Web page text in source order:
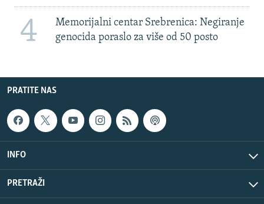
4
Memorijalni centar Srebrenica: Negiranje
genocida poraslo za više od 50 posto
PRATITE NAS
INFO
PRETRAŽI